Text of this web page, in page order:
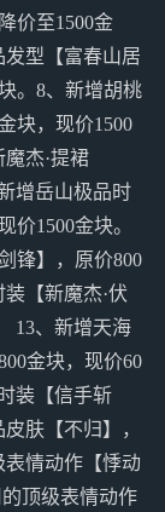
价至1500金
发型【富春山居
。8、新增胡桃
块，现价1500
杰·提裙
增岳山极品时
价1500金块。
锋】，原价800
【新魔杰·伏
13、新增天海
金块，现价60
装【信手斩
肤【不归】，
表情动作【悸动
顶级表情动作